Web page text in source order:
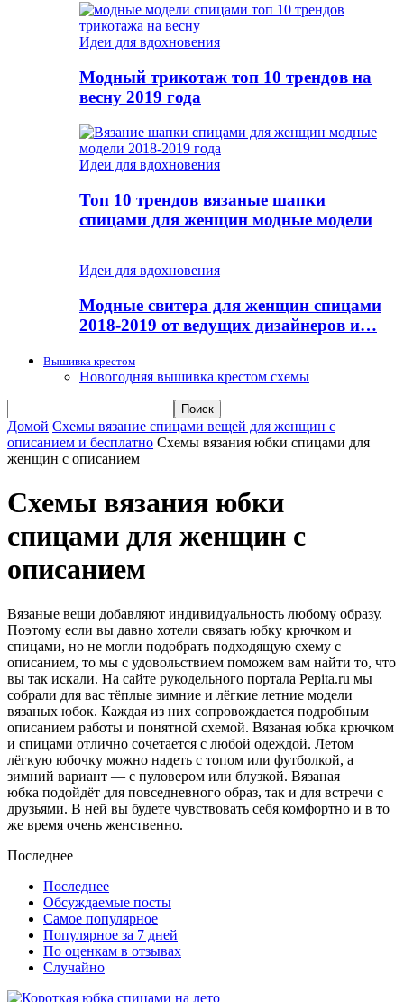
Идеи для вдохновения
Модный трикотаж топ 10 трендов на
весну 2019 года
Идеи для вдохновения
Топ 10 трендов вязаные шапки
спицами для женщин модные модели
Идеи для вдохновения
Модные свитера для женщин спицами
2018-2019 от ведущих дизайнеров и…
Вышивка крестом
Новогодняя вышивка крестом схемы
Домой Схемы вязание спицами вещей для женщин с
описанием и бесплатно Схемы вязания юбки спицами для
женщин с описанием
Схемы вязания юбки
спицами для женщин с
описанием
Вязаные вещи добавляют индивидуальность любому образу.
Поэтому если вы давно хотели связать юбку крючком и
спицами, но не могли подобрать подходящую схему с
описанием, то мы с удовольствием поможем вам найти то, что
вы так искали. На сайте рукодельного портала Pepita.ru мы
собрали для вас тёплые зимние и лёгкие летние модели
вязаных юбок. Каждая из них сопровождается подробным
описанием работы и понятной схемой. Вязаная юбка крючком
и спицами отлично сочетается с любой одеждой. Летом
лёгкую юбочку можно надеть с топом или футболкой, а
зимний вариант — с пуловером или блузкой. Вязаная
юбка подойдёт для повседневного образ, так и для встречи с
друзьями. В ней вы будете чувствовать себя комфортно и в то
же время очень женственно.
Последнее
Последнее
Обсуждаемые посты
Самое популярное
Популярное за 7 дней
По оценкам в отзывах
Случайно